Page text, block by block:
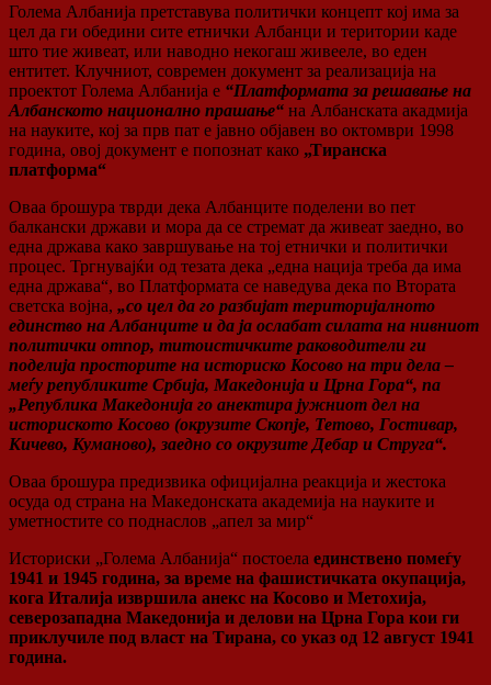
Голема Албанија претставува политички концепт кој има за
цел да ги обедини сите етнички Албанци и територии каде
што тие живеат, или наводно некогаш живееле, во еден
ентитет. Клучниот, современ документ за реализација на
проектот Голема Албанија е “Платформата за решавање на
Албанското национално прашање“ на Албанската акадмија
на науките, кој за прв пат е јавно објавен во октомври 1998
година, овој документ е попознат како „Тиранска
платформа“
Оваа брошура тврди дека Албанците поделени во пет
балкански држави и мора да се стремат да живеат заедно, во
една држава како завршување на тој етнички и политички
процес. Тргнувајќи од тезата дека „една нација треба да има
една држава“, во Платформата се наведува дека по Втората
светска војна, „со цел да го разбијат територијалното
единство на Албанците и да ja ослабат силата на нивниот
политички отпор, титоистичките раководители ги
поделија просторите на историско Косово на три дела –
меѓу републиките Србија, Македонија и Црна Гора“, па
„Република Македонија го анектира јужниот дел на
историското Косово (окрузите Скопје, Тетово, Гостивар,
Кичево, Куманово), заедно со окрузите Дебар и Струга“.
Оваа брошура предизвика официјална реакција и жестока
осуда од страна на Македонската академија на науките и
уметностите со поднаслов „апел за мир“
Историски „Голема Албанија“ постоела единствено помеѓу
1941 и 1945 година, за време на фашистичката окупација,
кога Италија извршила анекс на Косово и Метохија,
северозападна Македонија и делови на Црна Гора кои ги
приклучиле под власт на Тирана, со указ од 12 август 1941
година.